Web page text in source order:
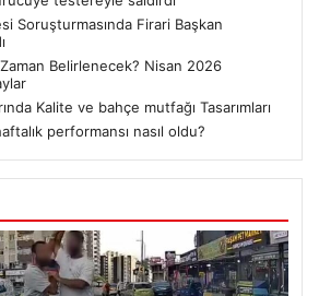
Soruşturmasında Firari Başkan
Zaman Belirlenecek? Nisan 2026
Kalite ve bahçe mutfağı Tasarımları
performansı nasıl oldu?